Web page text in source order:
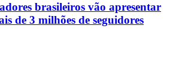
brasileiros vão apresentar
de 3 milhões de seguidores